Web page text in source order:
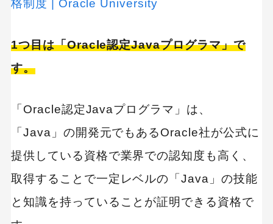
格制度 | Oracle University
1つ目は「Oracle認定Javaプログラマ」で
す。
「Oracle認定Javaプログラマ」は、
「Java」の開発元でもあるOracle社が公式に
提供している資格で業界での認知度も高く、
取得することで一定レベルの「Java」の技能
と知識を持っていることが証明できる資格で